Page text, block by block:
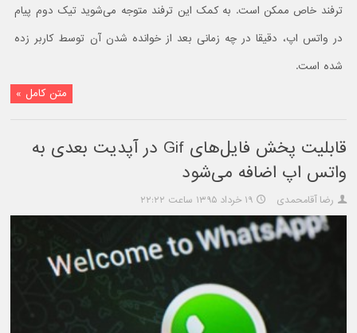
ترفند خاص ممکن است. به کمک این ترفند متوجه می‌شوید تیک دوم پیام
در واتس اپ، دقیقا در چه زمانی بعد از خوانده شدن آن توسط کاربر زده
شده است.
متن کامل »
قابلیت پخش فایل‌های Gif در آپدیت بعدی به
واتس اپ اضافه می‌شود
رضا آقامحمدی ۱۹ خرداد ۱۳۹۵ ساعت ۲۲:۲۲